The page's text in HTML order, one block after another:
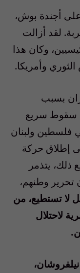
أجندة بوش،
لقد أزالت
وكان هذا
وأمريكا.
بسبب
سقوط سريع
فلسطين ولبنان
إطلاق حركة
يتذمر
تحرير وطنهم،
لا تستطيع، من
لاحتلال